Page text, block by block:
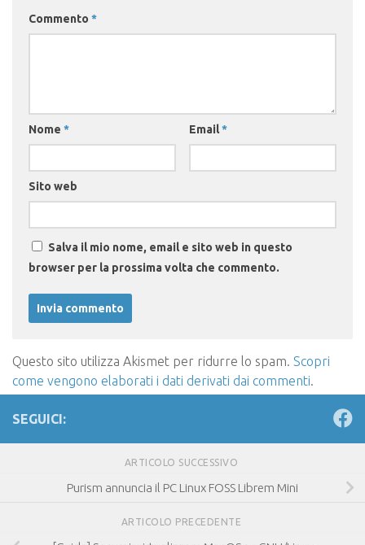
Commento *
Nome * Email*
Sito web
Salva il mio nome, email e sito web in questo
browser per la prossima volta che commento.
Questo sito utilizza Akismet per ridurre lo spam. Scopri
come vengono elaborati i dati derivati dai commenti.
SEGUICI:
ARTICOLO SUCCESSIVO
Purism annuncia il PC Linux FOSS Librem Mini
ARTICOLO PRECEDENTE